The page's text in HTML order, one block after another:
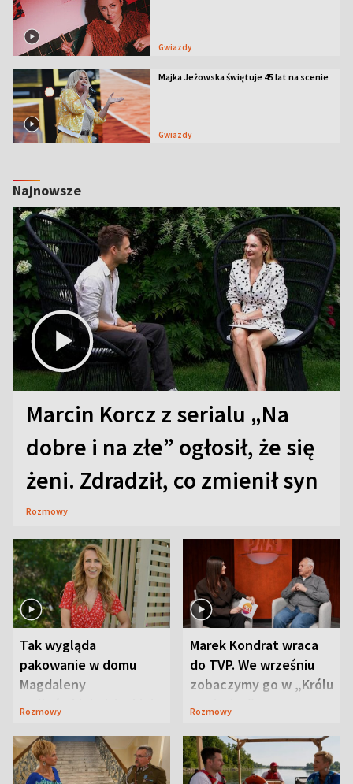
Gwiazdy
Majka Jeżowska świętuje 45 lat na scenie
Gwiazdy
Najnowsze
Marcin Korcz z serialu „Na
dobre i na złe” ogłosił, że się
żeni. Zdradził, co zmienił syn
Rozmowy
Tak wygląda
pakowanie w domu
Magdaleny
Waligórskiej-Lisieckiej.
Rozmowy
Marek Kondrat wraca
do TVP. We wrześniu
zobaczymy go w „Królu
Maciusiu I”
Rozmowy